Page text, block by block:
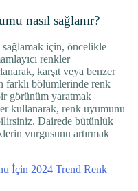
nasıl sağlanır?
için, öncelikle
renkler
karşıt veya benzer
farklı bölümlerinde renk
görünüm yaratmak
kullanarak, renk uyumunu
Dairede bütünlük
vurgusunu artırmak
İçin 2024 Trend Renk